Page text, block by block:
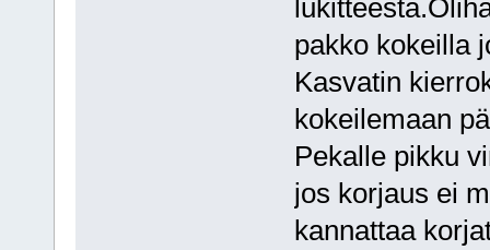
pakko kokeilla
Kasvatin
kokeilemaan
Pekalle pikku
jos korjaus ei
kannattaa